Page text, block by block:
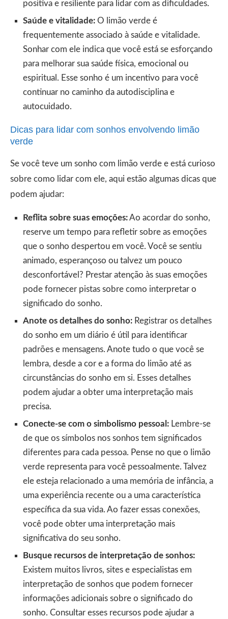
positiva e resiliente para lidar com as dificuldades.
Saúde e vitalidade: O limão verde é
frequentemente associado à saúde e vitalidade.
Sonhar com ele indica que você está se esforçando
para melhorar sua saúde física, emocional ou
espiritual. Esse sonho é um incentivo para você
continuar no caminho da autodisciplina e
autocuidado.
Dicas para lidar com sonhos envolvendo limão
verde
Se você teve um sonho com limão verde e está curioso
sobre como lidar com ele, aqui estão algumas dicas que
podem ajudar:
Reflita sobre suas emoções:Ao acordar do sonho,
reserve um tempo para refletir sobre as emoções
que o sonho despertou em você. Você se sentiu
animado, esperançoso ou talvez um pouco
desconfortável? Prestar atenção às suas emoções
pode fornecer pistas sobre como interpretar o
significado do sonho.
Anote os detalhes do sonho: Registrar os detalhes
do sonho em um diário é útil para identificar
padrões e mensagens. Anote tudo o que você se
lembra, desde a cor e a forma do limão até as
circunstâncias do sonho em si. Esses detalhes
podem ajudar a obter uma interpretação mais
precisa.
Conecte-se com o simbolismo pessoal: Lembre-se
de que os símbolos nos sonhos tem significados
diferentes para cada pessoa. Pense no que o limão
verde representa para você pessoalmente. Talvez
ele esteja relacionado a uma memória de infância, a
uma experiência recente ou a uma característica
específica da sua vida. Ao fazer essas conexões,
você pode obter uma interpretação mais
significativa do seu sonho.
Busque recursos de interpretação de sonhos:
Existem muitos livros, sites e especialistas em
interpretação de sonhos que podem fornecer
informações adicionais sobre o significado do
sonho. Consultar esses recursos pode ajudar a